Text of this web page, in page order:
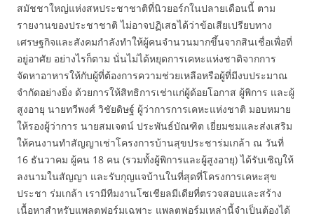
สมัชชาใหญ่แห่งสหประชาชาติที่นิวยอร์กในปลายเดือนนี้ ตาม
รายงานของประชาชาติ ไม่อาจปฏิเสธได้ว่าข้อเสียเปรียบทาง
เศรษฐกิจและสังคมกำลังทำให้ผู้คนจำนวนมากขึ้นจากสินเชื่อเพื่อที่
อยู่อาศัย อย่างไรก็ตาม นั่นไม่ได้หยุดการเคหะแห่งชาติจากการ
จัดหาอาหารให้กับผู้ที่ต้องการความช่วยเหลือหรือผู้ที่มีงบประมาณ
จำกัดอย่างยิ่ง ด้วยการให้สิทธิการเช่าแก่ผู้ด้อยโอกาส ผู้พิการ และผู้
สูงอายุ นายทวีพงศ์ วิชัยดิษฐ์ ผู้ว่าการการเคหะแห่งชาติ มอบหมาย
ให้รองผู้ว่าการ นายสมเจตน์ ประพันธ์บัณฑิต เยี่ยมชมและส่งเสริม
ให้คนงานทำสัญญาเช่าโครงการบ้านสุขประชาร่มเกล้า ณ วันที่
16 ธันวาคม ผู้คน 18 คน (รวมทั้งผู้พิการและผู้สูงอายุ) ได้รับเชิญให้
ลงนามในสัญญา และรับกุญแจบ้านในที่สุดที่โครงการเคหะสุข
ประชา ร่มเกล้า เรามีทีมงานโซเชียลมีเดียที่ตรวจสอบและสร้าง
เนื้อหาสำหรับแพลตฟอร์มเฉพาะ แพลตฟอร์มเหล่านี้จำเป็นต้องได้